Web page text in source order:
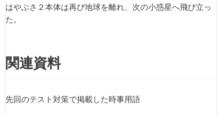
はやぶさ２本体は再び地球を離れ、次の小惑星へ飛び立っ
た。
関連資料
先回のテスト対策で掲載した時事用語